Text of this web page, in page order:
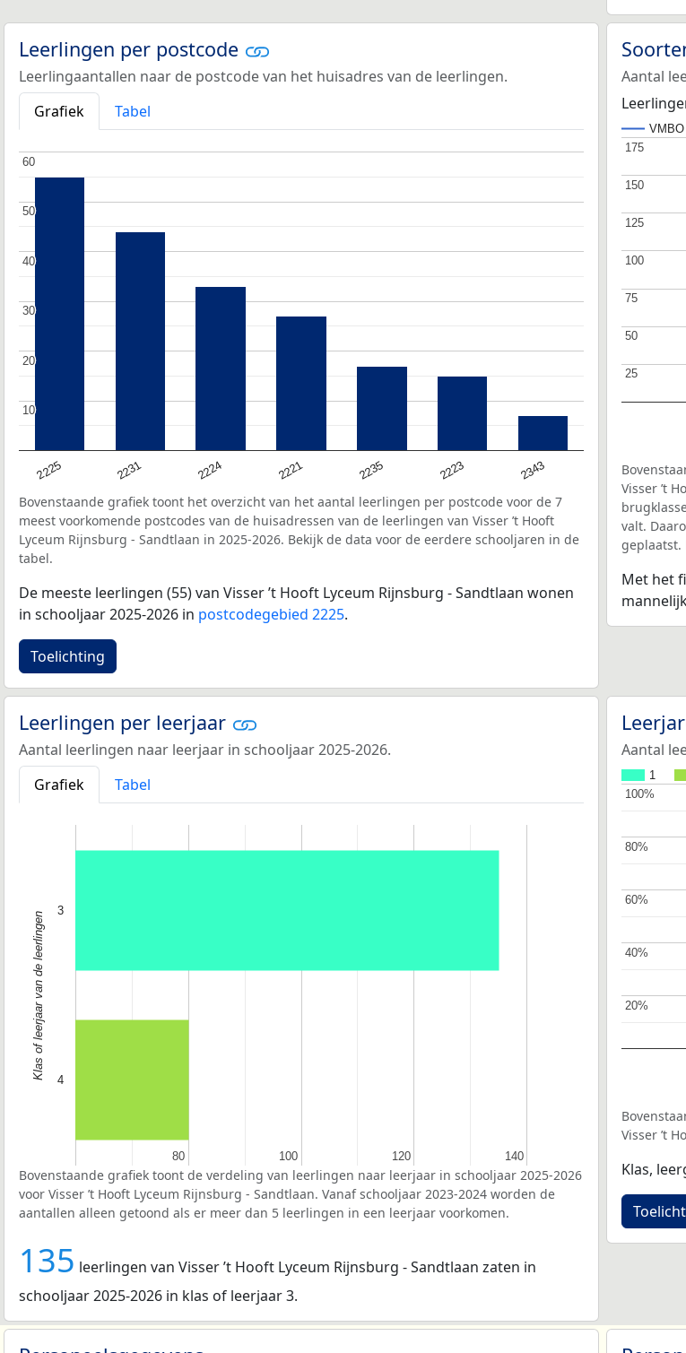
Leerlingen per postcode
Leerlingaantallen naar de postcode van het huisadres van de leerlingen.
Grafiek
Tabel
2225 2231 2224 2221 2235 2223 2343
10
10
20
20
30
30
40
40
50
50
60
60
Bovenstaande grafiek toont het overzicht van het aantal leerlingen per postcode voor de 7
meest voorkomende postcodes van de huisadressen van de leerlingen van Visser ’t Hooft
Lyceum Rijnsburg - Sandtlaan in 2025-2026. Bekijk de data voor de eerdere schooljaren in de
tabel.
De meeste leerlingen (55) van Visser ’t Hooft Lyceum Rijnsburg - Sandtlaan wonen
in schooljaar 2025-2026 in postcodegebied 2225.
Toelichting
Aantal
VMBO
25
25
50
50
75
75
100
100
125
125
150
150
175
175
Visser ’t
valt.
geplaatst.
Met het
Leerlingen per leerjaar
Aantal leerlingen naar leerjaar in schooljaar 2025-2026.
Grafiek
Tabel
80
80 100
100 120
120 140
140
3
4
Klas of leerjaar van de leerlingen
Bovenstaande grafiek toont de verdeling van leerlingen naar leerjaar in schooljaar 2025-2026
voor Visser ’t Hooft Lyceum Rijnsburg - Sandtlaan. Vanaf schooljaar 2023-2024 worden de
aantallen alleen getoond als er meer dan 5 leerlingen in een leerjaar voorkomen.
135 leerlingen van Visser ’t Hooft Lyceum Rijnsburg - Sandtlaan zaten in
schooljaar 2025-2026 in klas of leerjaar 3.
Aantal
1
20%
20%
40%
40%
60%
60%
80%
80%
100%
100%
Visser ’t
Klas,